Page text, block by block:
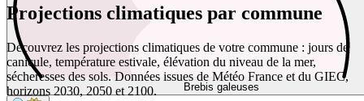
Brebis galeuses
Projections climatiques par commune
Découvrez les projections climatiques de votre commune : jours de
canicule, température estivale, élévation du niveau de la mer,
sécheresses des sols. Données issues de Météo France et du GIEC,
horizons 2030, 2050 et 2100.